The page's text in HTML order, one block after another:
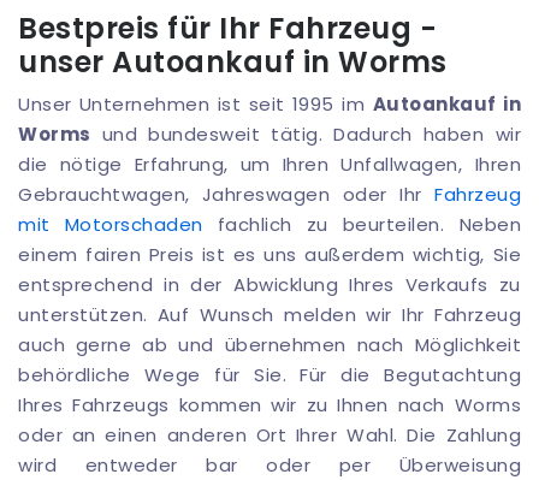
Bestpreis für Ihr Fahrzeug -
unser Autoankauf in Worms
Unser Unternehmen ist seit 1995 im Autoankauf in
Worms und bundesweit tätig. Dadurch haben wir
die nötige Erfahrung, um Ihren Unfallwagen, Ihren
Gebrauchtwagen, Jahreswagen oder Ihr Fahrzeug
mit Motorschaden fachlich zu beurteilen. Neben
einem fairen Preis ist es uns außerdem wichtig, Sie
entsprechend in der Abwicklung Ihres Verkaufs zu
unterstützen. Auf Wunsch melden wir Ihr Fahrzeug
auch gerne ab und übernehmen nach Möglichkeit
behördliche Wege für Sie. Für die Begutachtung
Ihres Fahrzeugs kommen wir zu Ihnen nach Worms
oder an einen anderen Ort Ihrer Wahl. Die Zahlung
wird entweder bar oder per Überweisung